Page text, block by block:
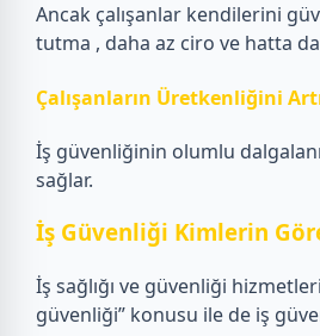
Ancak çalışanlar kendilerini
tutma , daha az ciro ve hatta
Çalışanların Üretkenliğini
İş güvenliğinin olumlu
sağlar.
İş Güvenliği Kimlerin
İş sağlığı ve güvenliği
güvenliği” konusu ile de iş